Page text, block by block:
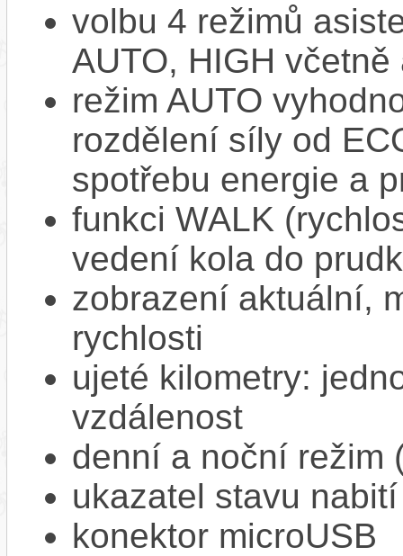
volbu 4 režimů
AUTO, HIGH
režim AUTO
rozdělení síly od
spotřebu energie a
funkci WALK
vedení kola do
zobrazení aktuální,
rychlosti
ujeté kilometry:
vzdálenost
denní a noční režim
ukazatel stavu
konektor microUSB